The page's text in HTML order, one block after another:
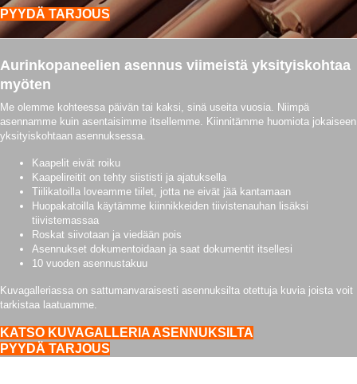
PYYDÄ TARJOUS
Aurinkopaneelien asennus viimeistä yksityiskohtaa
myöten
Me olemme kohteessa päivän tai kaksi, sinä useita vuosia. Niimpä
asennamme kuin asentaisimme itsellemme. Kiinnitämme huomiota jokaiseen
yksityiskohtaan asennuksessa.
Kaapelit eivät roiku
Kaapelireitit on tehty siististi ja ajatuksella
Tiilikatoilla loveamme tiilet, jotta ne eivät jää kantamaan
Huopakatoilla käytämme kiinnikkeiden tiivistenauhan lisäksi
tiivistemassaa
Roskat siivotaan ja viedään pois
Asennukset dokumentoidaan ja saat dokumentit itsellesi
10 vuoden asennustakuu
Kuvagalleriassa on sattumanvaraisesti asennuksilta otettuja kuvia joista voit
tarkistaa laatuamme.
KATSO KUVAGALLERIA ASENNUKSILTA
PYYDÄ TARJOUS